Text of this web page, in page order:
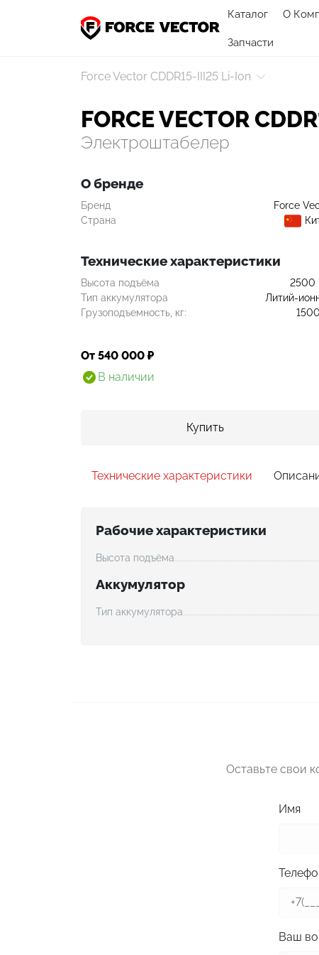
Каталог О
Запчасти
Force Vector CDDR15-III25 Li-Ion
FORCE VECTOR
Электроштабелер
О бренде
Бренд
Force
Страна
Технические характеристики
Высота подъёма 2500
Тип аккумулятора
Литий-
Грузоподъемность, кг:
1500
От 540 000 ₽
В наличии
Купить
Технические характеристики
Рабочие характеристики
Высота подъёма
Аккумулятор
Тип аккумулятора
Оставьте свои
Имя
Ваш